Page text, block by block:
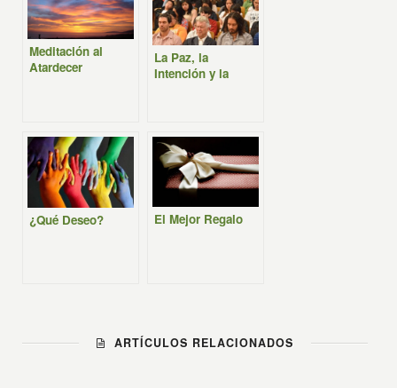
Meditación al
Atardecer
La Paz, la
Intención y la
¿Qué Deseo? El Mejor Regalo
ARTÍCULOS RELACIONADOS